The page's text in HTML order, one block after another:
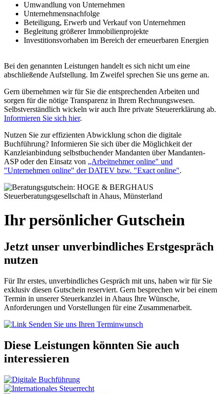
Umwandlung von Unternehmen
Unternehmensnachfolge
Beteiligung, Erwerb und Verkauf von Unternehmen
Begleitung größerer Immobilienprojekte
Investitionsvorhaben im Bereich der erneuerbaren Energien
Bei den genannten Leistungen handelt es sich nicht um eine
abschließende Aufstellung. Im Zweifel sprechen Sie uns gerne an.
Gern übernehmen wir für Sie die entsprechenden Arbeiten und
sorgen für die nötige Transparenz in Ihrem Rechnungswesen.
Selbstverständlich wickeln wir auch Ihre private Steuererklärung ab.
Informieren Sie sich hier.
Nutzen Sie zur effizienten Abwicklung schon die digitale
Buchführung? Informieren Sie sich über die Möglichkeit der
Kanzleianbindung selbstbuchender Mandanten über Mandanten-
ASP oder den Einsatz von „Arbeitnehmer online" und
"Unternehmen online" der DATEV bzw. "Exact online".
Ihr persönlicher Gutschein
Jetzt unser unverbindliches Erstgespräch
nutzen
Für Ihr erstes, unverbindliches Gespräch mit uns, haben wir für Sie
exklusiv diesen Gutschein reserviert. Gern besprechen wir bei einem
Termin in unserer Steuerkanzlei in Ahaus Ihre Wünsche,
Anforderungen und Vorstellungen für eine Zusammenarbeit.
Senden Sie uns Ihren Terminwunsch
Diese Leistungen könnten Sie auch
interessieren